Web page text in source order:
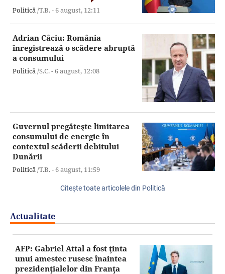
Politică/T.B. -6 august, 12:11
Adrian Câciu: România
înregistrează o scădere abruptă
a consumului
Politică /S.C. -6 august, 12:08
Guvernul pregăteşte limitarea
consumului de energie în
contextul scăderii debitului
Dunării
Politică /T.B. -6 august, 11:59
Citeşte toate articolele din Politică
Actualitate
AFP: Gabriel Attal a fost ţinta
unui amestec rusesc înaintea
prezidenţialelor din Franţa